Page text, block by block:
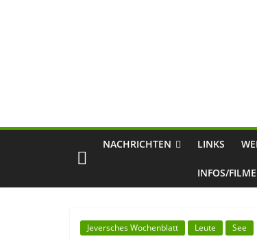
NACHRICHTEN LINKS
INFOS/FILME
Jeversches Wochenblatt Leute See